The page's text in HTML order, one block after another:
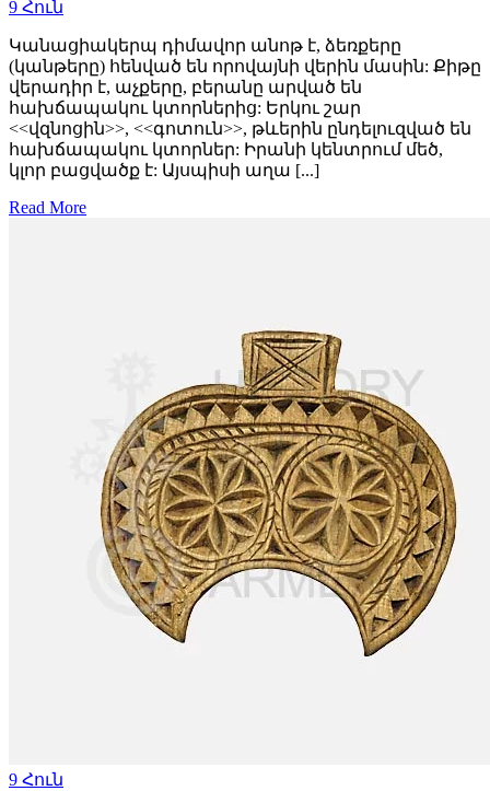
9 Հուն
Կանացիակերպ դիմավոր անոթ է, ձեռքերը
(կանթերը) հենված են որովայնի վերին մասին: Քիթը
վերադիր է, աչքերը, բերանը արված են
հախճապակու կտորներից: Երկու շար
<<վզնոցին>>, <<գոտուն>>, թևերին ընդելուզված են
հախճապակու կտորներ: Իրանի կենտրում մեծ,
կլոր բացվածք է: Այսպիսի աղա [...]
Read More
9 Հուն